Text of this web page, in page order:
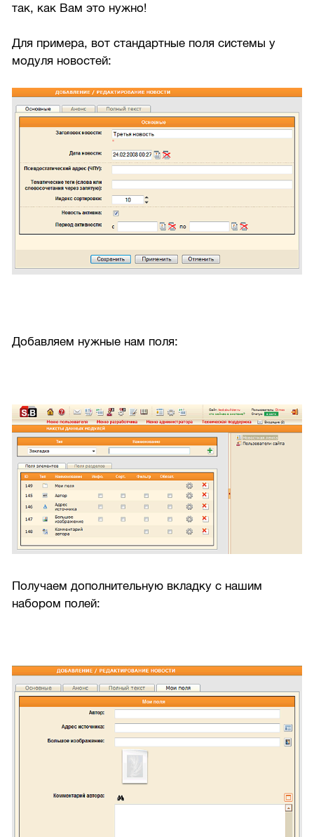
так, как Вам это нужно!
Для примера, вот стандартные поля системы у
модуля новостей:
Добавляем нужные нам поля:
Получаем дополнительную вкладку с нашим
набором полей: